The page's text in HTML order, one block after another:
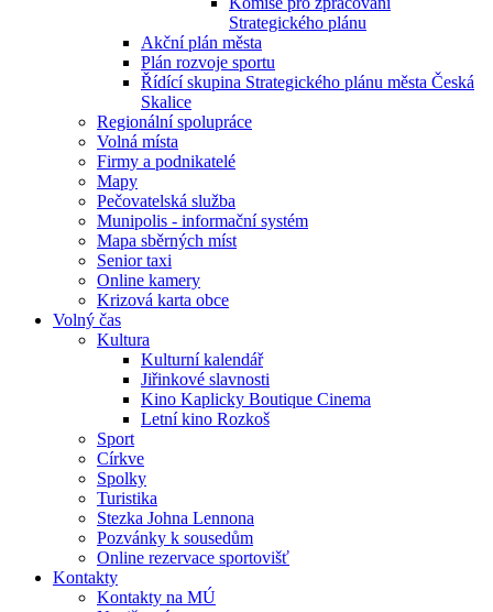
Strategického plánu
Akční plán města
Plán rozvoje sportu
Řídící skupina Strategického plánu města Česká
Skalice
Regionální spolupráce
Volná místa
Firmy a podnikatelé
Mapy
Pečovatelská služba
Munipolis - informační systém
Mapa sběrných míst
Senior taxi
Online kamery
Krizová karta obce
Volný čas
Kultura
Kulturní kalendář
Jiřinkové slavnosti
Kino Kaplicky Boutique Cinema
Letní kino Rozkoš
Sport
Církve
Spolky
Turistika
Stezka Johna Lennona
Pozvánky k sousedům
Online rezervace sportovišť
Kontakty
Kontakty na MÚ